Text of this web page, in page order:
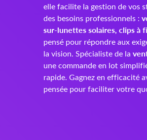
elle facilite la gestion de vos
des besoins professionnels :
sur-lunettes solaires, clips à
pensé pour répondre aux
la vision. Spécialiste de la
une commande en lot
rapide. Gagnez en efficacité
pensée pour faciliter votre